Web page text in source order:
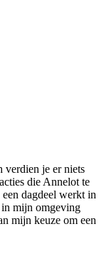
je er niets
die Annelot te
dagdeel werkt in
in mijn omgeving
mijn keuze om een